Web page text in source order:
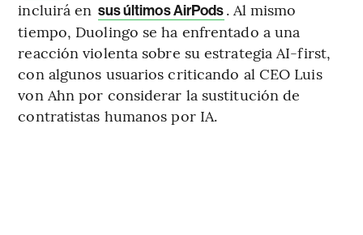
incluirá en sus últimos AirPods. Al mismo
tiempo, Duolingo se ha enfrentado a una
reacción violenta sobre su estrategia AI-first,
con algunos usuarios criticando al CEO Luis
von Ahn por considerar la sustitución de
contratistas humanos por IA.